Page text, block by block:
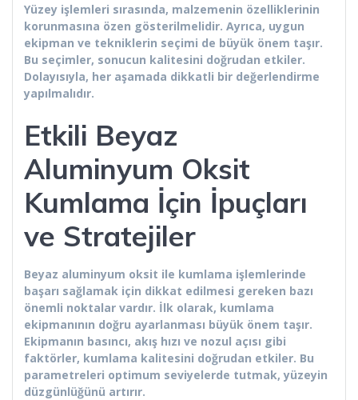
Yüzey işlemleri sırasında, malzemenin özelliklerinin
korunmasına özen gösterilmelidir. Ayrıca, uygun
ekipman ve tekniklerin seçimi de büyük önem taşır.
Bu seçimler, sonucun kalitesini doğrudan etkiler.
Dolayısıyla, her aşamada dikkatli bir değerlendirme
yapılmalıdır.
Etkili Beyaz
Aluminyum Oksit
Kumlama İçin İpuçları
ve Stratejiler
Beyaz aluminyum oksit ile kumlama işlemlerinde
başarı sağlamak için dikkat edilmesi gereken bazı
önemli noktalar vardır. İlk olarak, kumlama
ekipmanının doğru ayarlanması büyük önem taşır.
Ekipmanın basıncı, akış hızı ve nozul açısı gibi
faktörler, kumlama kalitesini doğrudan etkiler. Bu
parametreleri optimum seviyelerde tutmak, yüzeyin
düzgünlüğünü artırır.